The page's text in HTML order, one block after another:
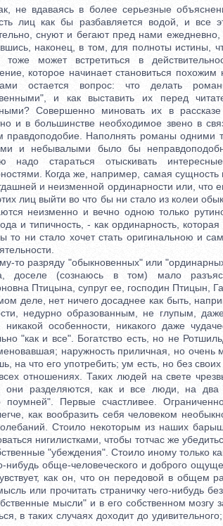
вдаваясь в более серьезные
лиц как бы разбавляется водой, и
снуют и бегают пред нами
наконец, в том, для полноты истины,
тоже может встретиться в
которое начинает становиться
остается вопрос: что делать
и как выставить их перед
Совершенно миновать их в
и в большинстве необходимое звено в
правдоподобие. Наполнять романы одними
и небывалыми было бы
надо стараться отыскивать
Когда же, например, самая
и неизменной ординарности или, что
лиц выйти во что бы ни стало из колеи
неизменно и вечно одною только
и типичность, - как ординарность,
то ни стало хочет стать оригинальною и
то разряду "обыкновенных" или
доселе (сознаюсь в том) мало
Птицына, супруг ее, господин Птицын,
деле, нет ничего досаднее как быть,
недурно образованным, не глупым,
никакой особенности, никакого даже
"как и все". Богатство есть, но не
наружность приличная, но
на что его употребить; ум есть, но без
отношениях. Таких людей на свете
они разделяются, как и все люди, на два
поумней". Первые счастливее.
как вообразить себя человеком
Стоило некоторым из наших
нигилистками, чтобы тотчас же
"убеждения". Стоило иному только
нибудь обще-человеческого и доброго
как он, что он передовой в общем
или прочитать страничку чего-нибудь
мысли" и в его собственном мозгу
в таких случаях доходит до